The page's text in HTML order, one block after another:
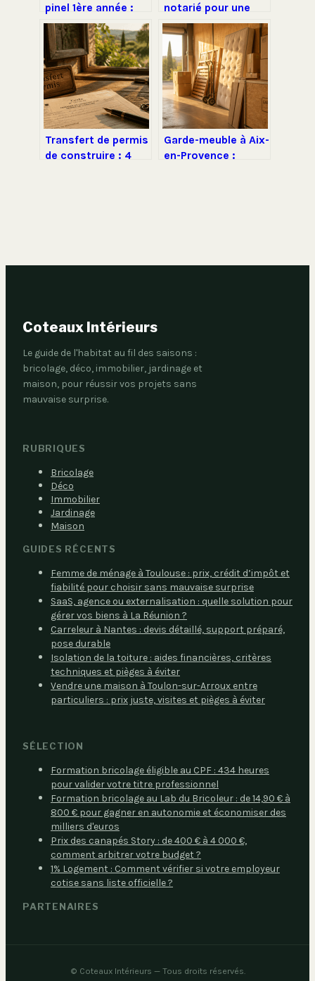
pinel 1ère année :
guide complet pour
bien démarrer
notarié pour une
servitude :
montants, règles et
optimisations
Transfert de permis
de construire : 4
Garde-meuble à Aix-
en-Provence :
Coteaux Intérieurs
Le guide de l'habitat au fil des saisons :
bricolage, déco, immobilier, jardinage et
maison, pour réussir vos projets sans
mauvaise surprise.
RUBRIQUES
Bricolage
Déco
Immobilier
Jardinage
Maison
GUIDES RÉCENTS
Femme de ménage à Toulouse : prix, crédit d’impôt et
fiabilité pour choisir sans mauvaise surprise
SaaS, agence ou externalisation : quelle solution pour
gérer vos biens à La Réunion ?
Carreleur à Nantes : devis détaillé, support préparé,
pose durable
Isolation de la toiture : aides financières, critères
techniques et pièges à éviter
Vendre une maison à Toulon-sur-Arroux entre
particuliers : prix juste, visites et pièges à éviter
SÉLECTION
Formation bricolage éligible au CPF : 434 heures
pour valider votre titre professionnel
Formation bricolage au Lab du Bricoleur : de 14,90 € à
800 € pour gagner en autonomie et économiser des
milliers d'euros
Prix des canapés Story : de 400 € à 4 000 €,
comment arbitrer votre budget ?
1% Logement : Comment vérifier si votre employeur
cotise sans liste officielle ?
PARTENAIRES
© Coteaux Intérieurs — Tous droits réservés.